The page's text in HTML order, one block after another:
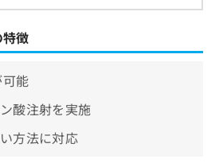
徴
能
酸注射を実施
方法に対応